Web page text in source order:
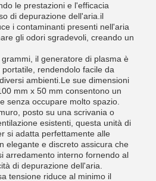
le prestazioni e l'efficacia
di depurazione dell'aria.il
i contaminanti presenti nell'aria
gli odori sgradevoli, creando un
il generatore di plasma è
rendendolo facile da
ambienti.Le sue dimensioni
mm x 50 mm consentono un
senza occupare molto spazio.
posto su una scrivania o
esistenti, questa unità di
si adatta perfettamente alle
elegante e discreto assicura che
arredamento interno fornendo al
di depurazione dell'aria.
tensione riduce al minimo il